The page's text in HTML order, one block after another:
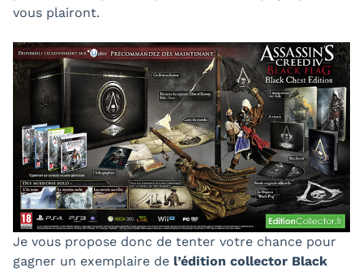
vous plairont.
Je vous propose donc de tenter votre chance pour
gagner un exemplaire de l’édition collector Black